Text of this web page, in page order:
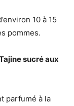
10 à 15
pommes.
sucré aux
parfumé à la